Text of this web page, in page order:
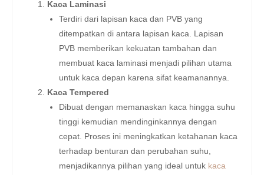
Kaca Laminasi
Terdiri dari lapisan kaca dan PVB yang
ditempatkan di antara lapisan kaca. Lapisan
PVB memberikan kekuatan tambahan dan
membuat kaca laminasi menjadi pilihan utama
untuk kaca depan karena sifat keamanannya.
Kaca Tempered
Dibuat dengan memanaskan kaca hingga suhu
tinggi kemudian mendinginkannya dengan
cepat. Proses ini meningkatkan ketahanan kaca
terhadap benturan dan perubahan suhu,
menjadikannya pilihan yang ideal untuk kaca